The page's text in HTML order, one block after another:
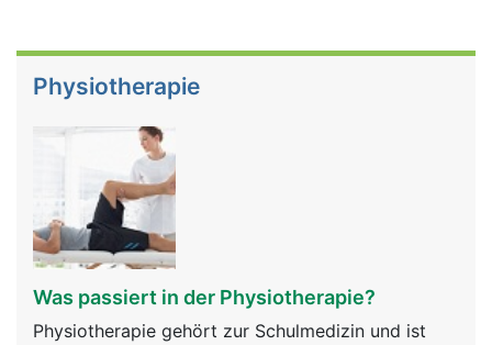
Physiotherapie
Was passiert in der Physiotherapie?
Physiotherapie gehört zur Schulmedizin und ist